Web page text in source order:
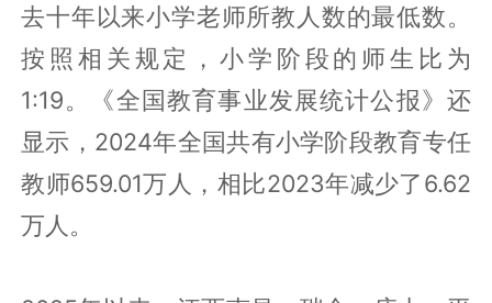
去十年以来小学老师所教人数的最低数。
按照相关规定，小学阶段的师生比为
1:19。《全国教育事业发展统计公报》还
显示，2024年全国共有小学阶段教育专任
教师659.01万人，相比2023年减少了6.62
万人。